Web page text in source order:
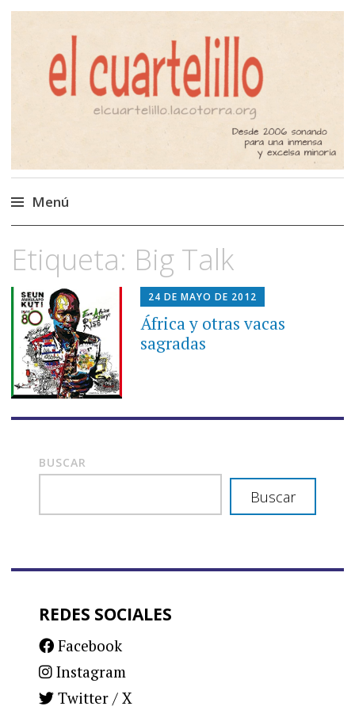
El Cuartelillo
Programa de radio de música
independiente. Podcast
Menú
al
contenido
Etiqueta: Big Talk
24 DE MAYO DE 2012
África y otras vacas
sagradas
BUSCAR
Buscar
REDES SOCIALES
Facebook
Instagram
Twitter / X